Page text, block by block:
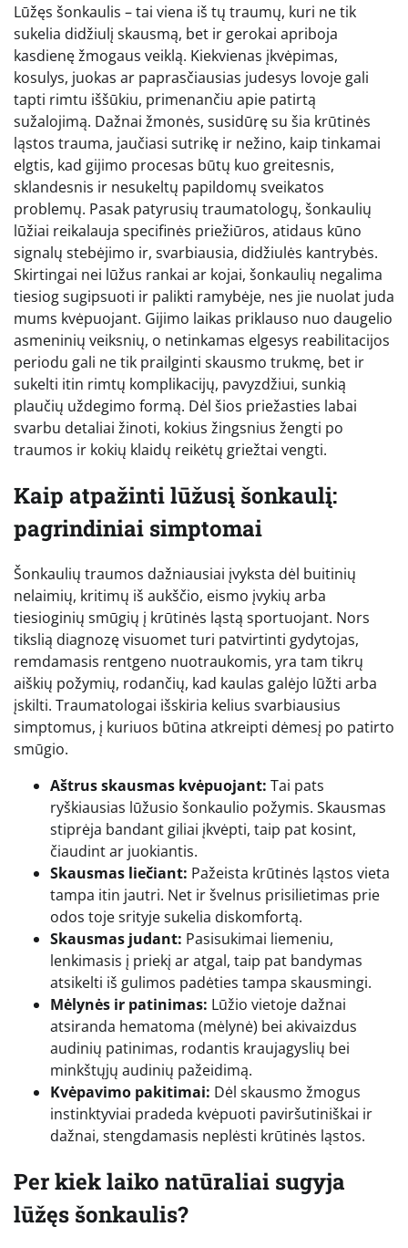
Lūžęs šonkaulis – tai viena iš tų traumų, kuri ne tik
sukelia didžiulį skausmą, bet ir gerokai apriboja
kasdienę žmogaus veiklą. Kiekvienas įkvėpimas,
kosulys, juokas ar paprasčiausias judesys lovoje gali
tapti rimtu iššūkiu, primenančiu apie patirtą
sužalojimą. Dažnai žmonės, susidūrę su šia krūtinės
ląstos trauma, jaučiasi sutrikę ir nežino, kaip tinkamai
elgtis, kad gijimo procesas būtų kuo greitesnis,
sklandesnis ir nesukeltų papildomų sveikatos
problemų. Pasak patyrusių traumatologų, šonkaulių
lūžiai reikalauja specifinės priežiūros, atidaus kūno
signalų stebėjimo ir, svarbiausia, didžiulės kantrybės.
Skirtingai nei lūžus rankai ar kojai, šonkaulių negalima
tiesiog sugipsuoti ir palikti ramybėje, nes jie nuolat juda
mums kvėpuojant. Gijimo laikas priklauso nuo daugelio
asmeninių veiksnių, o netinkamas elgesys reabilitacijos
periodu gali ne tik prailginti skausmo trukmę, bet ir
sukelti itin rimtų komplikacijų, pavyzdžiui, sunkią
plaučių uždegimo formą. Dėl šios priežasties labai
svarbu detaliai žinoti, kokius žingsnius žengti po
traumos ir kokių klaidų reikėtų griežtai vengti.
Kaip atpažinti lūžusį šonkaulį:
pagrindiniai simptomai
Šonkaulių traumos dažniausiai įvyksta dėl buitinių
nelaimių, kritimų iš aukščio, eismo įvykių arba
tiesioginių smūgių į krūtinės ląstą sportuojant. Nors
tikslią diagnozę visuomet turi patvirtinti gydytojas,
remdamasis rentgeno nuotraukomis, yra tam tikrų
aiškių požymių, rodančių, kad kaulas galėjo lūžti arba
įskilti. Traumatologai išskiria kelius svarbiausius
simptomus, į kuriuos būtina atkreipti dėmesį po patirto
smūgio.
Aštrus skausmas kvėpuojant: Tai pats
ryškiausias lūžusio šonkaulio požymis. Skausmas
stiprėja bandant giliai įkvėpti, taip pat kosint,
čiaudint ar juokiantis.
Skausmas liečiant: Pažeista krūtinės ląstos vieta
tampa itin jautri. Net ir švelnus prisilietimas prie
odos toje srityje sukelia diskomfortą.
Skausmas judant: Pasisukimai liemeniu,
lenkimasis į priekį ar atgal, taip pat bandymas
atsikelti iš gulimos padėties tampa skausmingi.
Mėlynės ir patinimas: Lūžio vietoje dažnai
atsiranda hematoma (mėlynė) bei akivaizdus
audinių patinimas, rodantis kraujagyslių bei
minkštųjų audinių pažeidimą.
Kvėpavimo pakitimai: Dėl skausmo žmogus
instinktyviai pradeda kvėpuoti paviršutiniškai ir
dažnai, stengdamasis neplėsti krūtinės ląstos.
Per kiek laiko natūraliai sugyja
lūžęs šonkaulis?